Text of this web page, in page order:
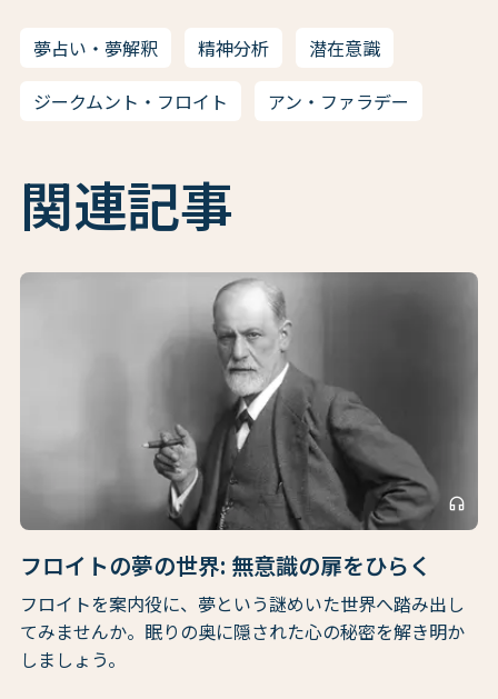
夢占い・夢解釈 精神分析
潜在意識
ジークムント・フロイト
アン・ファラデー
関連記事
headphones
フロイトの夢の世界: 無意識の扉をひらく
フロイトを案内役に、夢という謎めいた世界へ踏み出し
てみませんか。眠りの奥に隠された心の秘密を解き明か
しましょう。